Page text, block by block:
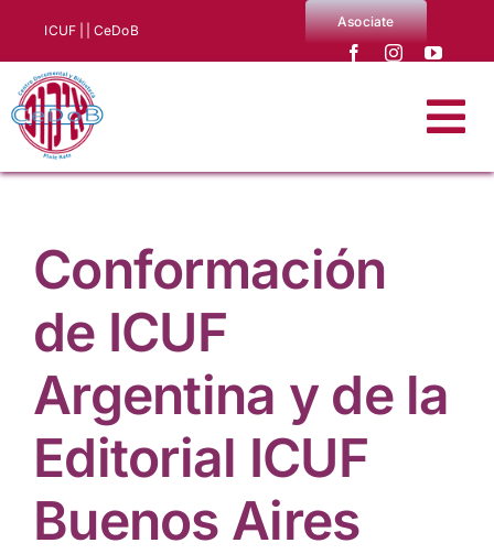
contenido
ICUF | | CeDoB
Asociate
Noticias
Producciones CeDoB
Biblioteca y archivo
Conformación
de ICUF
Argentina y de la
Editorial ICUF
Buenos Aires